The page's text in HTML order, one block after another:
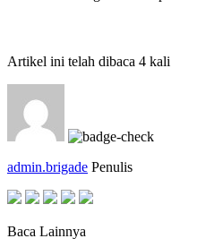
Artikel ini telah dibaca 4 kali
admin.brigade Penulis
Baca Lainnya